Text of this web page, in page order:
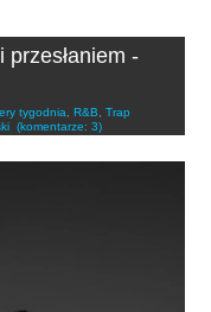
-
tygodnia, R&B, Trap
(komentarze: 3)